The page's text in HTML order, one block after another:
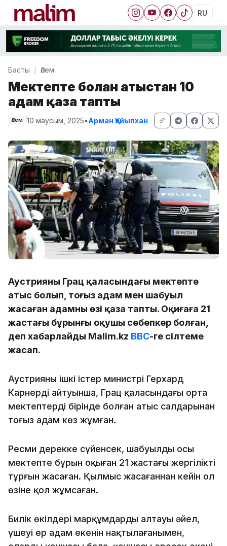
RU
Басты Әлем
Мектепте болған атыстан 10
адам қаза тапты
Әлем 10 маусым, 2025•Арман Қайыпхан
Аустрияның Грац қаласындағы мектепте
атыс болып, тоғыз адам мен шабуыл
жасаған адамның өзі қаза тапты. Оқиғаға 21
жастағы бұрынғы оқушы себепкер болған,
деп хабарлайды Malim.kz ВВС-ге сілтеме
жасап.
Аустрияның ішкі істер министрі Герхард
Карнердің айтуынша, Грац қаласындағы орта
мектептердің бірінде болған атыс салдарынан
тоғыз адам көз жұмған.
Ресми дерекке сүйенсек, шабуылды осы
мектепте бұрын оқыған 21 жастағы жергілікті
тұрғын жасаған. Қылмыс жасағаннан кейін ол
өзіне қол жұмсаған.
Билік өкілдері марқұмдардың алтауы әйел,
үшеуі ер адам екенін нақтылағанымен,